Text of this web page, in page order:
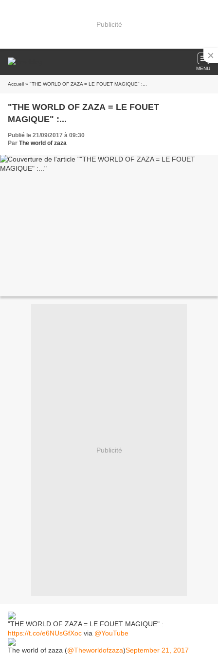
Publicité
MENU
Accueil » "THE WORLD OF ZAZA = LE FOUET MAGIQUE" :...
"THE WORLD OF ZAZA = LE FOUET
MAGIQUE" :...
Publié le 21/09/2017 à 09:30
Par The world of zaza
Publicité
"THE WORLD OF ZAZA = LE FOUET MAGIQUE" :
https://t.co/e6NUsGfXoc via @YouTube
The world of zaza (@Theworldofzaza)September 21, 2017